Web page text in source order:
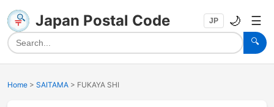
Japan Postal Code
🔍
JP 🌙 ☰
Home > SAITAMA > FUKAYA SHI